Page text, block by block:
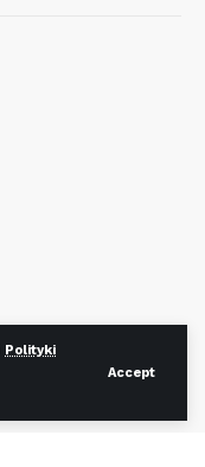
Polityki
Accept